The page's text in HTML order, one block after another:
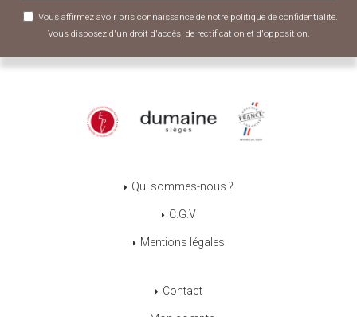
Vous affirmez avoir pris connaissance de notre politique de confidentialité.
Vous disposez d'un droit d'accès, de rectification et d'opposition.
Qui sommes-nous ?
C.G.V
Mentions légales
Contact